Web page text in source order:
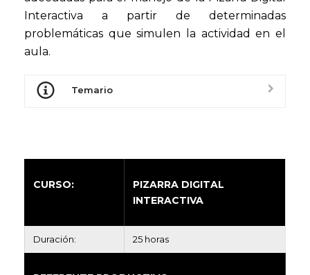
Interactiva a partir de determinadas
problemáticas que simulen la actividad en el
aula.
Temario
CURSO:
PIZARRA DIGITAL
INTERACTIVA
Duración: 25 horas